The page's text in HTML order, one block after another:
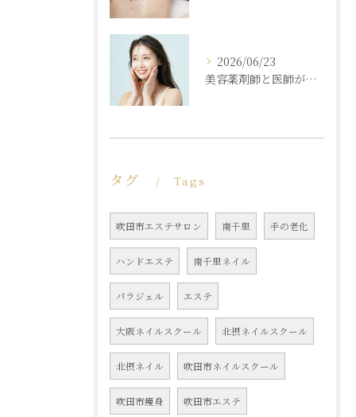
2026/06/23
美容薬剤師と医師が共同開発した商材と「真皮層フェイシャル」で内側からもっちり潤う素肌へ
タグ Tags
吹田市エステサロン 南千里 手の老化
ハンドエステ 南千里ネイル
パラジェル エステ
大阪ネイルスクール 北摂ネイルスクール
北摂ネイル 吹田市ネイルスクール
吹田市痩身 吹田市エステ